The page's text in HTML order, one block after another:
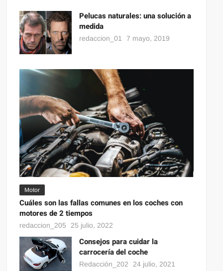
Pelucas naturales: una solución a
medida
redaccion_01 7 mayo, 2019
Motor
Cuáles son las fallas comunes en los coches con
motores de 2 tiempos
redaccion_205 25 julio, 2022
Consejos para cuidar la
carrocería del coche
Redacción_202 24 julio, 2021